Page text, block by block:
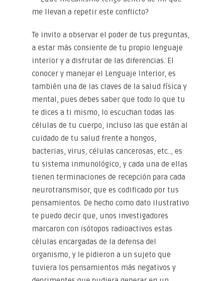
me llevan a repetir este conflicto?
Te invito a observar el poder de tus preguntas,
a estar más consiente de tu propio lenguaje
interior y a disfrutar de las diferencias. El
conocer y manejar el Lenguaje Interior, es
también una de las claves de la salud física y
mental, pues debes saber que todo lo que tu
te dices a ti mismo, lo escuchan todas las
células de tu cuerpo, incluso las que están al
cuidado de tu salud frente a hongos,
bacterias, virus, células cancerosas, etc.., es
tu sistema inmunológico, y cada una de ellas
tienen terminaciones de recepción para cada
neurotransmisor, que es codificado por tus
pensamientos. De hecho como dato ilustrativo
te puedo decir que, unos investigadores
marcaron con isótopos radioactivos estas
células encargadas de la defensa del
organismo, y le pidieron a un sujeto que
tuviera los pensamientos más negativos y